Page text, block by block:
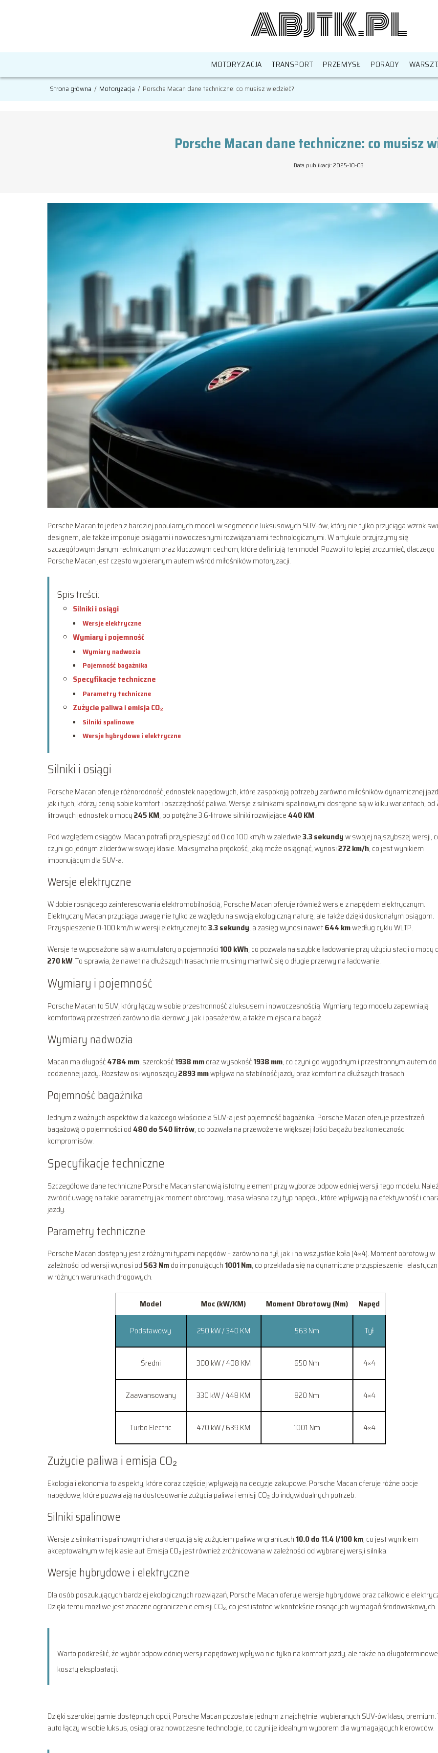
MOTORYZACJA TRANSPORT PRZEMYSŁ PORADY
Strona główna / Motoryzacja / Porsche Macan dane techniczne: co musisz wiedzieć?
Porsche Macan dane techniczne: co musisz
Data publikacji: 2025-10-03
Porsche Macan to jeden z bardziej popularnych modeli w segmencie luksusowych SUV-ów, który nie tylko przyciąga wzrok
designem, ale także imponuje osiągami i nowoczesnymi rozwiązaniami technologicznymi. W artykule przyjrzymy się
szczegółowym danym technicznym oraz kluczowym cechom, które definiują ten model. Pozwoli to lepiej zrozumieć, dlaczego
Porsche Macan jest często wybieranym autem wśród miłośników motoryzacji.
Spis treści:
Silniki i osiągi
Wersje elektryczne
Wymiary i pojemność
Wymiary nadwozia
Pojemność bagażnika
Specyfikacje techniczne
Parametry techniczne
Zużycie paliwa i emisja CO₂
Silniki spalinowe
Wersje hybrydowe i elektryczne
Silniki i osiągi
Porsche Macan oferuje różnorodność jednostek napędowych, które zaspokoją potrzeby zarówno miłośników dynamicznej
jak i tych, którzy cenią sobie komfort i oszczędność paliwa. Wersje z silnikami spalinowymi dostępne są w kilku wariantach, od
litrowych jednostek o mocy245 KM, po potężne 3.6-litrowe silniki rozwijające 440 KM.
Pod względem osiągów, Macan potrafi przyspieszyć od 0 do 100 km/h w zaledwie3.3 sekundyw swojej najszybszej wersji,
czyni go jednym z liderów w swojej klasie. Maksymalna prędkość, jaką może osiągnąć, wynosi272 km/h, co jest wynikiem
imponującym dla SUV-a.
Wersje elektryczne
W dobie rosnącego zainteresowania elektromobilnością, Porsche Macan oferuje również wersje z napędem elektrycznym.
Elektryczny Macan przyciąga uwagę nie tylko ze względu na swoją ekologiczną naturę, ale także dzięki doskonałym osiągom.
Przyspieszenie 0-100 km/h w wersji elektrycznej to3.3 sekundy, a zasięg wynosi nawet644 kmwedług cyklu WLTP.
Wersje te wyposażone są w akumulatory o pojemności 100 kWh, co pozwala na szybkie ładowanie przy użyciu stacji o mocy
270 kW. To sprawia, że nawet na dłuższych trasach nie musimy martwić się o długie przerwy na ładowanie.
Wymiary i pojemność
Porsche Macan to SUV, który łączy w sobie przestronność z luksusem i nowoczesnością. Wymiary tego modelu zapewniają
komfortową przestrzeń zarówno dla kierowcy, jak i pasażerów, a także miejsca na bagaż.
Wymiary nadwozia
Macan ma długość4784 mm, szerokość1938 mmoraz wysokość1938 mm, co czyni go wygodnym i przestronnym autem do
codziennej jazdy. Rozstaw osi wynoszący2893 mmwpływa na stabilność jazdy oraz komfort na dłuższych trasach.
Pojemność bagażnika
Jednym z ważnych aspektów dla każdego właściciela SUV-a jest pojemność bagażnika. Porsche Macan oferuje przestrzeń
bagażową o pojemności od 480 do 540 litrów, co pozwala na przewożenie większej ilości bagażu bez konieczności
kompromisów.
Specyfikacje techniczne
Szczegółowe dane techniczne Porsche Macan stanowią istotny element przy wyborze odpowiedniej wersji tego modelu.
zwrócić uwagę na takie parametry jak moment obrotowy, masa własna czy typ napędu, które wpływają na efektywność i
jazdy.
Parametry techniczne
Porsche Macan dostępny jest z różnymi typami napędów – zarówno na tył, jak i na wszystkie koła (4×4). Moment obrotowy w
zależności od wersji wynosi od 563 Nmdo imponujących 1001 Nm, co przekłada się na dynamiczne przyspieszenie i
w różnych warunkach drogowych.
Model Moc (kW/KM) Moment Obrotowy (Nm) Napęd
Podstawowy 250 kW / 340 KM 563 Nm Tył
Średni 300 kW / 408 KM 650 Nm 4×4
Zaawansowany 330 kW / 448 KM 820 Nm 4×4
Turbo Electric 470 kW / 639 KM 1001 Nm 4×4
Zużycie paliwa i emisja CO₂
Ekologia i ekonomia to aspekty, które coraz częściej wpływają na decyzje zakupowe. Porsche Macan oferuje różne opcje
napędowe, które pozwalają na dostosowanie zużycia paliwa i emisji CO₂ do indywidualnych potrzeb.
Silniki spalinowe
Wersje z silnikami spalinowymi charakteryzują się zużyciem paliwa w granicach 10.0 do 11.4 l/100 km, co jest wynikiem
akceptowalnym w tej klasie aut. Emisja CO₂ jest również zróżnicowana w zależności od wybranej wersji silnika.
Wersje hybrydowe i elektryczne
Dla osób poszukujących bardziej ekologicznych rozwiązań, Porsche Macan oferuje wersje hybrydowe oraz całkowicie
Dzięki temu możliwe jest znaczne ograniczenie emisji CO₂, co jest istotne w kontekście rosnących wymagań środowiskowych.
Warto podkreślić, że wybór odpowiedniej wersji napędowej wpływa nie tylko na komfort jazdy, ale także na długoterminowe
koszty eksploatacji.
Dzięki szerokiej gamie dostępnych opcji, Porsche Macan pozostaje jednym z najchętniej wybieranych SUV-ów klasy premium.
auto łączy w sobie luksus, osiągi oraz nowoczesne technologie, co czyni je idealnym wyborem dla wymagających kierowców.